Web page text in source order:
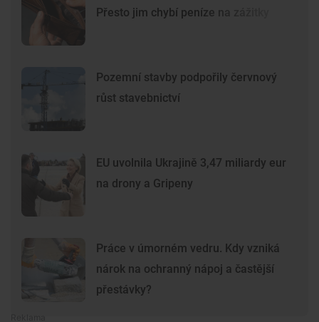
Přesto jim chybí peníze na zážitky
Pozemní stavby podpořily červnový
růst stavebnictví
EU uvolnila Ukrajině 3,47 miliardy eur
na drony a Gripeny
Práce v úmorném vedru. Kdy vzniká
nárok na ochranný nápoj a častější
přestávky?